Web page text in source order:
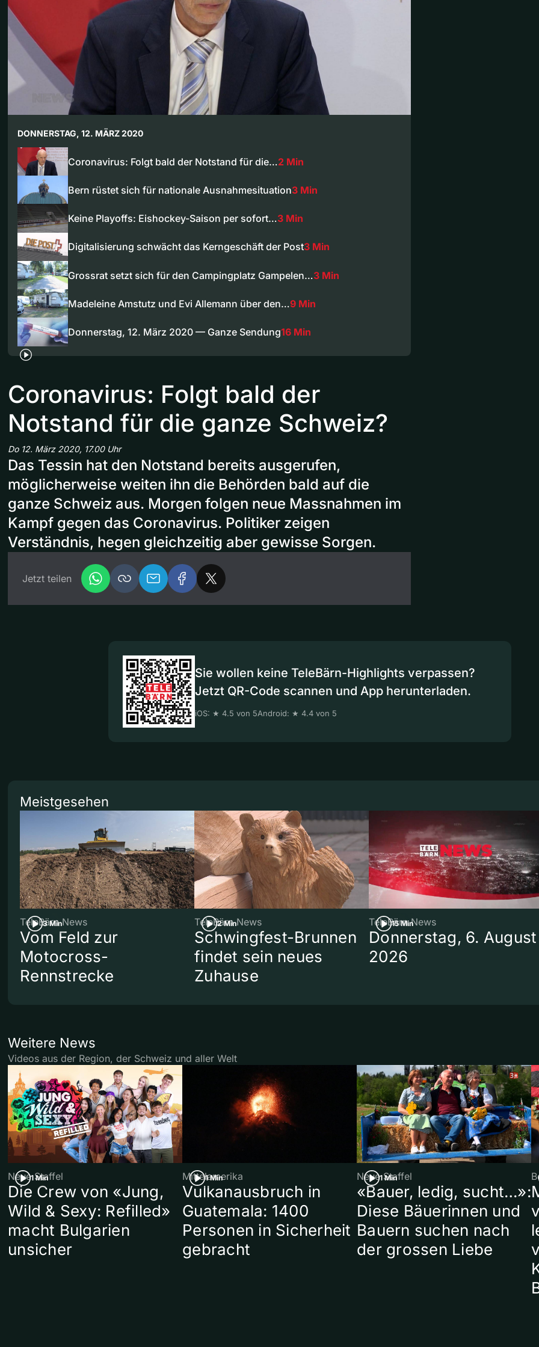
DONNERSTAG, 12. MÄRZ 2020
Coronavirus: Folgt bald der Notstand für die…2 Min
Bern rüstet sich für nationale Ausnahmesituation3 Min
Keine Playoffs: Eishockey-Saison per sofort…3 Min
Digitalisierung schwächt das Kerngeschäft der Post3 Min
Grossrat setzt sich für den Campingplatz Gampelen…3 Min
Madeleine Amstutz und Evi Allemann über den…9 Min
Donnerstag, 12. März 2020 — Ganze Sendung16 Min
Coronavirus: Folgt bald der
Notstand für die ganze Schweiz?
Do 12. März 2020, 17.00 Uhr
Das Tessin hat den Notstand bereits ausgerufen,
möglicherweise weiten ihn die Behörden bald auf die
ganze Schweiz aus. Morgen folgen neue Massnahmen im
Kampf gegen das Coronavirus. Politiker zeigen
Verständnis, hegen gleichzeitig aber gewisse Sorgen.
Jetzt teilen
Sie wollen keine TeleBärn-Highlights verpassen?
Jetzt QR-Code scannen und App herunterladen.
iOS: ★ 4.5 von 5Android: ★ 4.4 von 5
Meistgesehen
3 Min
TeleBärn News
Vom Feld zur
Motocross-
Rennstrecke
2 Min
TeleBärn News
Schwingfest-Brunnen
findet sein neues
Zuhause
15 Min
TeleBärn News
Donnerstag, 6. August
2026
Weitere News
Videos aus der Region, der Schweiz und aller Welt
1 Min
Neue Staffel
Die Crew von «Jung,
Wild & Sexy: Refilled»
macht Bulgarien
unsicher
1 Min
Mittelamerika
Vulkanausbruch in
Guatemala: 1400
Personen in Sicherheit
gebracht
1 Min
Neue Staffel
«Bauer, ledig, sucht…»:
Diese Bäuerinnen und
Bauern suchen nach
der grossen Liebe